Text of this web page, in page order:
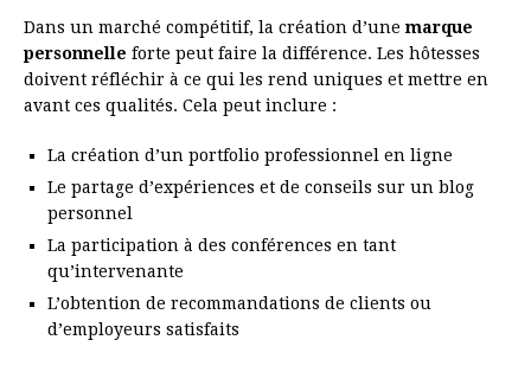
Dans un marché compétitif, la création d’unemarque
personnelle forte peut faire la différence. Les hôtesses
doivent réfléchir à ce qui les rend uniques et mettre en
avant ces qualités. Cela peut inclure :
La création d’un portfolio professionnel en ligne
Le partage d’expériences et de conseils sur un blog
personnel
La participation à des conférences en tant
qu’intervenante
L’obtention de recommandations de clients ou
d’employeurs satisfaits